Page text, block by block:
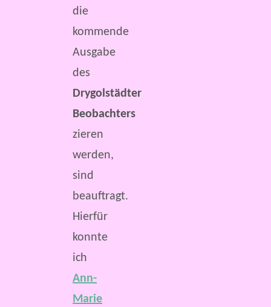
die
kommende
Ausgabe
des
Drygolstädter
Beobachters
zieren
werden,
sind
beauftragt.
Hierfür
konnte
ich
Ann-
Marie